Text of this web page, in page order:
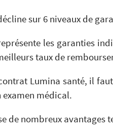
sur 6 niveaux de
les garanties
taux de
Lumina santé, il
examen médical.
de nombreux avantages